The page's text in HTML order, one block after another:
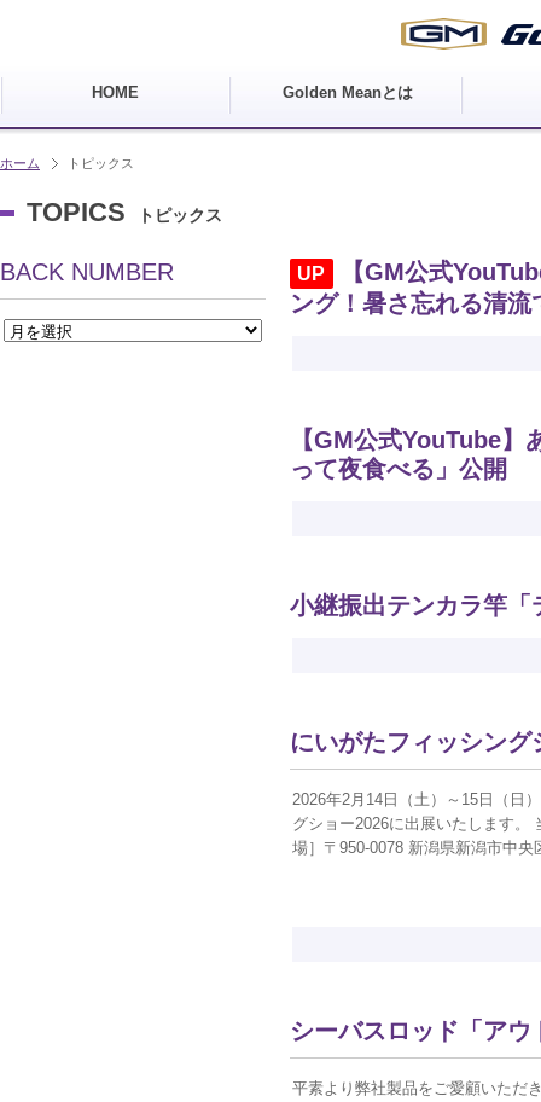
HOME Golden Meanとは
ホーム トピックス
TOPICS トピックス
UP
【GM公式
ング！暑さ忘れる清
【GM公式YouTube
って夜食べる」公開
小継振出テンカラ竿
にいがたフィッシン
2026年2月14日（土）～15日（日
グショー2026に出展いたします。
場］〒950-0078 新潟県新潟市中
シーバスロッド「ア
平素より弊社製品をご愛顧いただ
BACK NUMBER